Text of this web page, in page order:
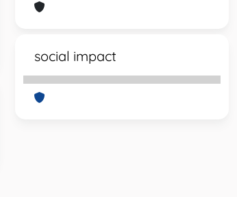
social impact